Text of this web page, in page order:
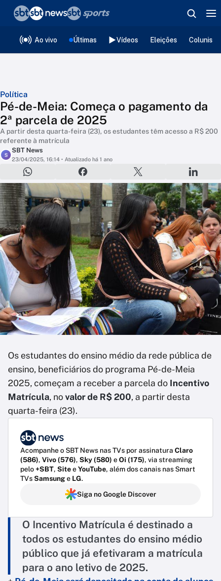
Ao vivo Últimas Vídeos Eleições
Política
Pé-de-Meia: Começa o pagamento da
2ª parcela de 2025
A partir desta quarta-feira (23), os estudantes têm acesso a R$ 200
referente à matrícula
S
SBT News
23/04/2025, 16:14 • Atualizado há 1 ano
Os estudantes do ensino médio da rede pública de
ensino, beneficiários do programa Pé-de-Meia
2025, começam a receber a parcela do Incentivo
Matrícula, novalor de R$ 200, a partir desta
quarta-feira (23).
Acompanhe o SBT News nas TVs por assinatura Claro
(586), Vivo (576), Sky (580) eOi (175), via streaming
pelo+SBT, SiteeYouTube, além dos canais nas Smart
TVsSamsunge LG.
Siga no Google Discover
O Incentivo Matrícula é destinado a
todos os estudantes do ensino médio
público que já efetivaram a matrícula
para o ano letivo de 2025.
❮voltar
Editorias